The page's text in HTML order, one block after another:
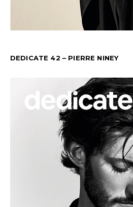
DEDICATE 42 – PIERRE NINEY